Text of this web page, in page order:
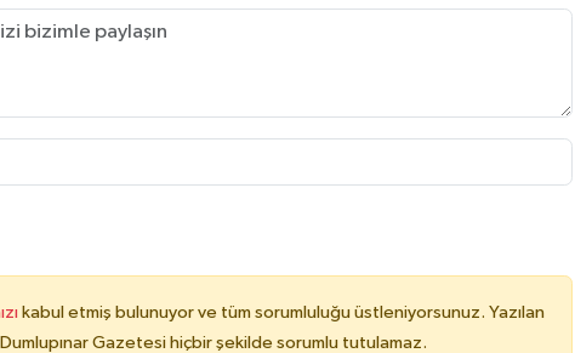
kabul etmiş bulunuyor ve tüm sorumluluğu üstleniyorsunuz. Yazılan
Gazetesi hiçbir şekilde sorumlu tutulamaz.